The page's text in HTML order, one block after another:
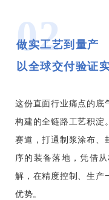
02
做实工艺到量产
以全球交付验证
这份直面行业痛点的底
构建的全链路工艺积淀
赛道，打通制浆涂布、
序的装备落地，凭借
解，在精度控制、生产
优势。